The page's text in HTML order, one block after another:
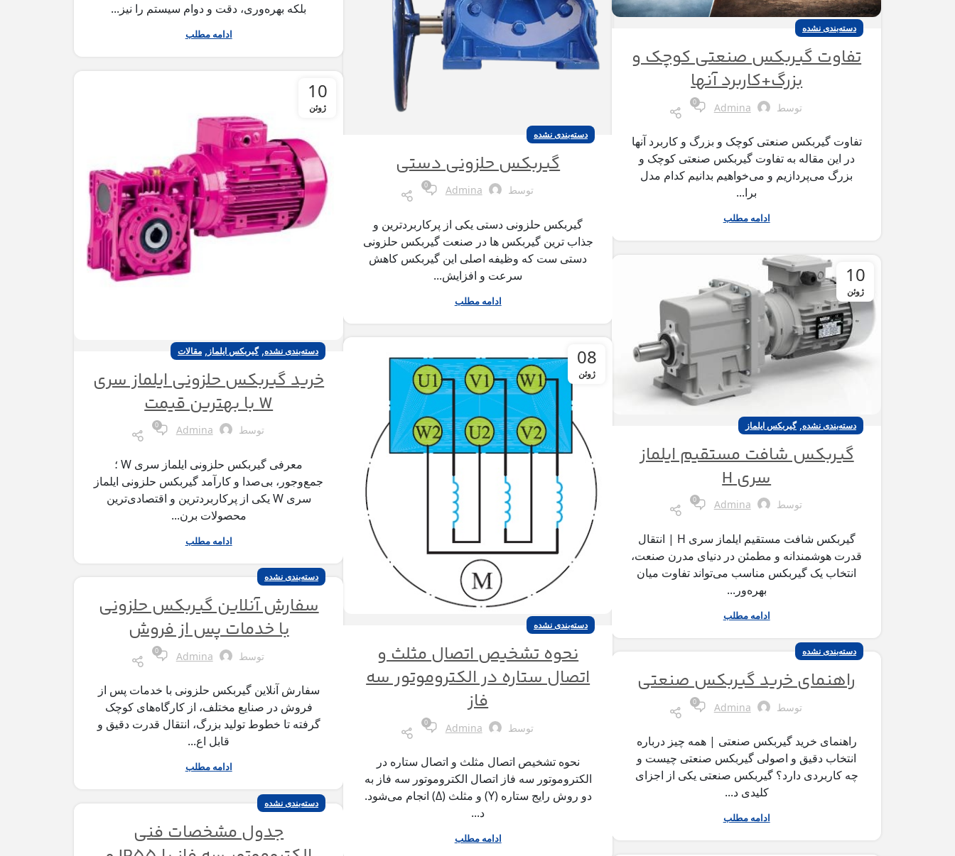
دسته‌بندی نشده
تفاوت گیربکس صنعتی کوچک و
بزرگ+کاربرد آنها
توسط Admina
0
تفاوت گیربکس صنعتی کوچک و بزرگ و کاربرد آنها
در این مقاله به تفاوت گیربکس صنعتی کوچک و
بزرگ می‌پردازیم و می‌خواهیم بدانیم کدام مدل
برا...
ادامه مطلب
دسته‌بندی نشده
گیربکس حلزونی دستی
توسط Admina
0
گیربکس حلزونی دستی یکی از پرکاربردترین و
جذاب ترین گیربکس ها در صنعت گیربکس حلزونی
دستی ست که وظیفه اصلی این گیربکس کاهش
سرعت و افزایش...
ادامه مطلب
بلکه بهره‌وری، دقت و دوام سیستم را نیز...
ادامه مطلب
10
ژوئن
دسته‌بندی نشده,گیربکس ایلماز , مقالات
خرید گیربکس حلزونی ایلماز سری
W با بهترین قیمت
توسط Admina
0
معرفی گیربکس حلزونی ایلماز سری W ؛
جمع‌وجور، بی‌صدا و کارآمد گیربکس حلزونی ایلماز
سری W یکی از پرکاربردترین و اقتصادی‌ترین
محصولات برن...
ادامه مطلب
10
ژوئن
دسته‌بندی نشده,گیربکس ایلماز
گیربکس شافت مستقیم ایلماز
سری H
توسط Admina
0
گیربکس شافت مستقیم ایلماز سری H | انتقال
قدرت هوشمندانه و مطمئن در دنیای مدرن صنعت،
انتخاب یک گیربکس مناسب می‌تواند تفاوت میان
بهره‌ور...
ادامه مطلب
08
ژوئن
دسته‌بندی نشده
نحوه تشخیص اتصال مثلث و
اتصال ستاره در الکتروموتور سه
فاز
توسط Admina
0
نحوه تشخیص اتصال مثلث و اتصال ستاره در
الکتروموتور سه فاز اتصال الکتروموتور سه فاز به
دو روش رایج ستاره (Y) و مثلث (Δ) انجام می‌شود.
د...
ادامه مطلب
دسته‌بندی نشده
سفارش آنلاین گیربکس حلزونی
با خدمات پس از فروش
توسط Admina
0
سفارش آنلاین گیربکس حلزونی با خدمات پس از
فروش در صنایع مختلف، از کارگاه‌های کوچک
گرفته تا خطوط تولید بزرگ، انتقال قدرت دقیق و
قابل اع...
ادامه مطلب
دسته‌بندی نشده
راهنمای خرید گیربکس صنعتی
توسط Admina
0
راهنمای خرید گیربکس صنعتی | همه چیز درباره
انتخاب دقیق و اصولی گیربکس صنعتی چیست و
چه کاربردی دارد؟ گیربکس صنعتی یکی از اجزای
کلیدی د...
ادامه مطلب
دسته‌بندی نشده
جدول مشخصات فنی